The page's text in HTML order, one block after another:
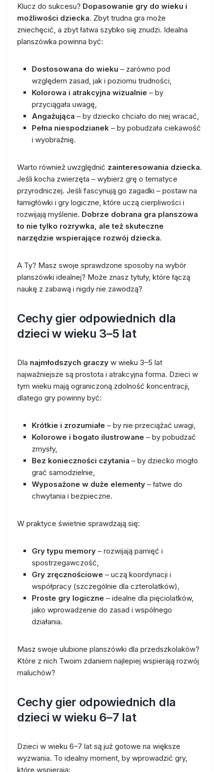
Klucz do sukcesu? Dopasowanie gry do wieku i
możliwości dziecka. Zbyt trudna gra może
zniechęcić, a zbyt łatwa szybko się znudzi. Idealna
planszówka powinna być:
Dostosowana do wieku – zarówno pod
względem zasad, jak i poziomu trudności,
Kolorowa i atrakcyjna wizualnie – by
przyciągała uwagę,
Angażująca – by dziecko chciało do niej wracać,
Pełna niespodzianek – by pobudzała ciekawość
i wyobraźnię.
Warto również uwzględnić zainteresowania dziecka.
Jeśli kocha zwierzęta – wybierz grę o tematyce
przyrodniczej. Jeśli fascynują go zagadki – postaw na
łamigłówki i gry logiczne, które uczą cierpliwości i
rozwijają myślenie. Dobrze dobrana gra planszowa
to nie tylko rozrywka, ale też skuteczne
narzędzie wspierające rozwój dziecka.
A Ty? Masz swoje sprawdzone sposoby na wybór
planszówki idealnej? Może znasz tytuły, które łączą
naukę z zabawą i nigdy nie zawodzą?
Cechy gier odpowiednich dla
dzieci w wieku 3–5 lat
Dla najmłodszych graczy w wieku 3–5 lat
najważniejsze są prostota i atrakcyjna forma. Dzieci w
tym wieku mają ograniczoną zdolność koncentracji,
dlatego gry powinny być:
Krótkie i zrozumiałe – by nie przeciążać uwagi,
Kolorowe i bogato ilustrowane – by pobudzać
zmysły,
Bez konieczności czytania – by dziecko mogło
grać samodzielnie,
Wyposażone w duże elementy – łatwe do
chwytania i bezpieczne.
W praktyce świetnie sprawdzają się:
Gry typu memory – rozwijają pamięć i
spostrzegawczość,
Gry zręcznościowe – uczą koordynacji i
współpracy (szczególnie dla czterolatków),
Proste gry logiczne – idealne dla pięciolatków,
jako wprowadzenie do zasad i wspólnego
działania.
Masz swoje ulubione planszówki dla przedszkolaków?
Które z nich Twoim zdaniem najlepiej wspierają rozwój
maluchów?
Cechy gier odpowiednich dla
dzieci w wieku 6–7 lat
Dzieci w wieku 6–7 lat są już gotowe na większe
wyzwania. To idealny moment, by wprowadzić gry,
które wspierają: